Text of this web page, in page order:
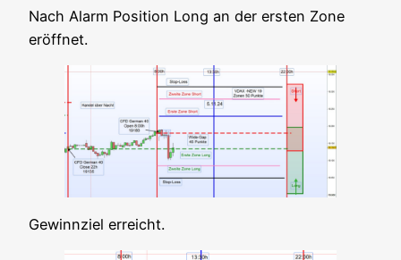
Nach Alarm Posi­ti­on Long an der ers­ten Zone
eröffnet.
Gewinn­ziel erreicht.